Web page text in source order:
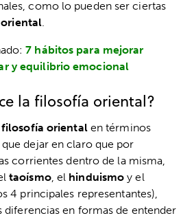
como lo pueden ser ciertas
.
7 hábitos para mejorar
y equilibrio emocional
la filosofía oriental?
filosofía orientalen términos
dejar en claro que por
corrientes dentro de la misma,
taoísmo, el hinduismo y el
4 principales representantes),
diferencias en formas de entender